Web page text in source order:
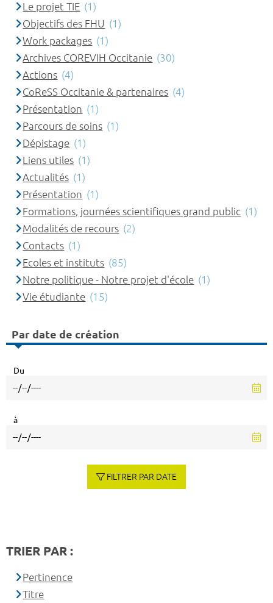
Le projet TIE (1)
Objectifs des FHU (1)
Work packages (1)
Archives COREVIH Occitanie (30)
Actions (4)
CoReSS Occitanie & partenaires (4)
Présentation (1)
Parcours de soins (1)
Dépistage (1)
Liens utiles (1)
Actualités (1)
Présentation (1)
Formations, journées scientifiques grand public (1)
Modalités de recours (2)
Contacts (1)
Ecoles et instituts (85)
Notre politique - Notre projet d'école (1)
Vie étudiante (15)
Par date de création
Du
à
FILTRER PAR DATE
TRIER PAR :
Pertinence
Titre